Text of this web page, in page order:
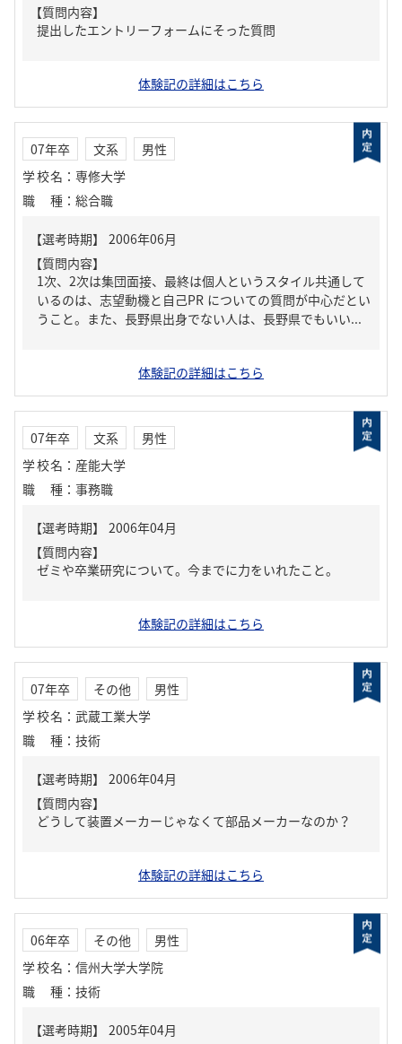
【質問内容】
提出したエントリーフォームにそった質問
体験記の詳細はこちら
07年卒 文系
男性
学校名 ： 専修大学
職種 ： 総合職
【質問内容】
1次、2次は集団面接、最終は個人というスタイル共通して
いるのは、志望動機と自己PR についての質問が中心だとい
うこと。また、長野県出身でない人は、長野県でもいい...
体験記の詳細はこちら
07年卒 文系
男性
学校名 ： 産能大学
職種 ： 事務職
【質問内容】
ゼミや卒業研究について。今までに力をいれたこと。
体験記の詳細はこちら
07年卒 その他
男性
学校名 ： 武蔵工業大学
職種 ： 技術
【質問内容】
どうして装置メーカーじゃなくて部品メーカーなのか？
体験記の詳細はこちら
06年卒 その他
男性
学校名 ： 信州大学大学院
職種 ： 技術